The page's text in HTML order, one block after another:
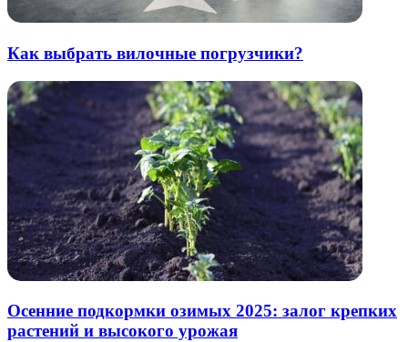
Как выбрать вилочные погрузчики?
Осенние подкормки озимых 2025: залог крепких
растений и высокого урожая